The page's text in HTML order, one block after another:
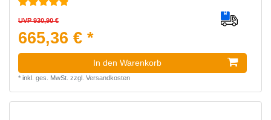
UVP 930,90 €
665,36 € *
In den Warenkorb
* inkl. ges. MwSt. zzgl. Versandkosten